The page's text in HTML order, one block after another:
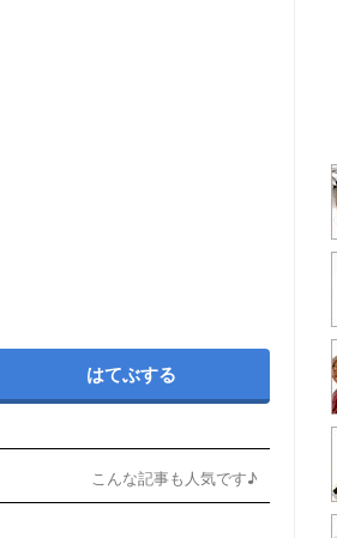
はてぶする
こんな記事も人気です♪